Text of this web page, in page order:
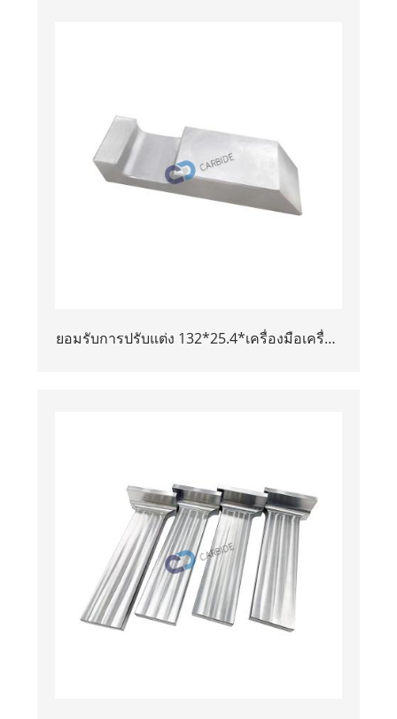
ยอมรับการปรับแต่ง 132*25.4*เครื่องมือเครื่อง